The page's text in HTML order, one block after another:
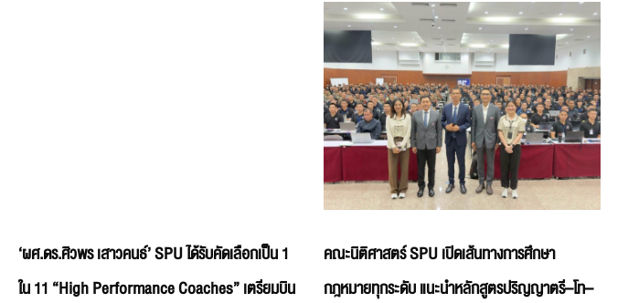
‘ผศ.ดร.ศิวพร เสาวคนธ์’ SPU ได้รับคัดเลือกเป็น 1
ใน 11 “High Performance Coaches” เตรียมบิน
คณะนิติศาสตร์ SPU เปิดเส้นทางการศึกษา
กฎหมายทุกระดับ แนะนำหลักสูตรปริญญาตรี–โท–